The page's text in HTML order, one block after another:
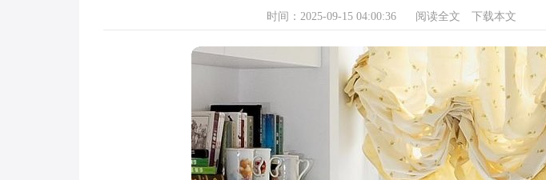
时间：2025-09-15 04:00:36 阅读全文 下载本文